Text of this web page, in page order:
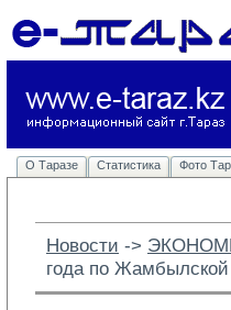
О Таразе Статистика Фото
Новости ->
года по Жамбылской